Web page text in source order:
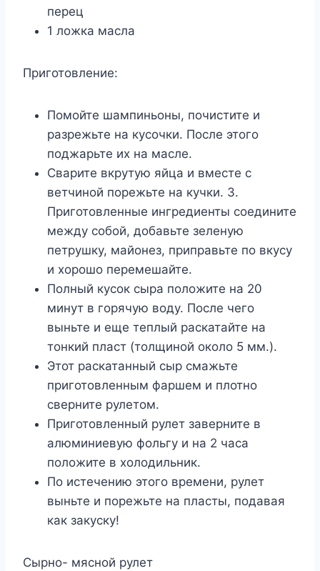
перец
1 ложка масла
Приготовление:
Помойте шампиньоны, почистите и
разрежьте на кусочки. После этого
поджарьте их на масле.
Сварите вкрутую яйца и вместе с
ветчиной порежьте на кучки. 3.
Приготовленные ингредиенты соедините
между собой, добавьте зеленую
петрушку, майонез, приправьте по вкусу
и хорошо перемешайте.
Полный кусок сыра положите на 20
минут в горячую воду. После чего
выньте и еще теплый раскатайте на
тонкий пласт (толщиной около 5 мм.).
Этот раскатанный сыр смажьте
приготовленным фаршем и плотно
сверните рулетом.
Приготовленный рулет заверните в
алюминиевую фольгу и на 2 часа
положите в холодильник.
По истечению этого времени, рулет
выньте и порежьте на пласты, подавая
как закуску!
Сырно- мясной рулет